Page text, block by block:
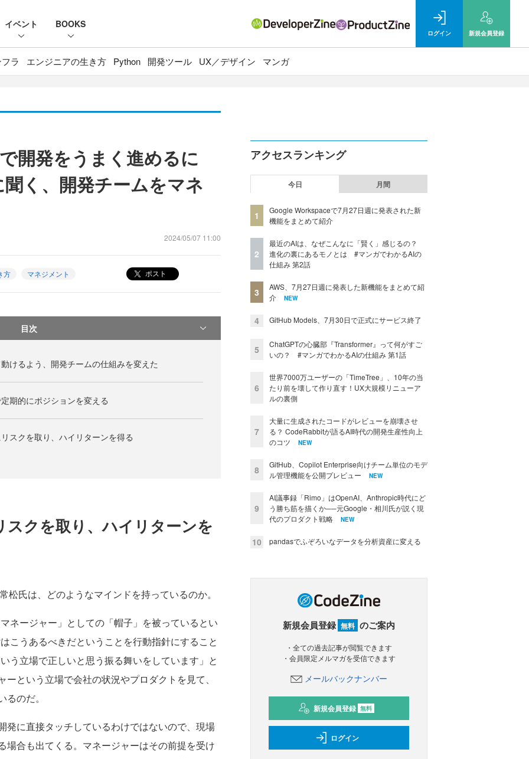
イベント BOOKS
ログイン 新規会員登録
ラ エンジニアの生き方 Python 開発ツール UX／デザイン マンガ
開発をうまく進めるに
く、開発チームをマネ
2024/05/07 11:00
方 マネジメント ポスト
目次
けるよう、開発チームの仕組みを変えた
期的にポジションを変える
スクを取り、ハイリターンを得る
スクを取り、ハイリターンを
氏は、どのようなマインドを持っているのか。
ージャー」としての「帽子」を被っているとい
こうあるべきだということを行動指針にすること
う立場で正しいと思う振る舞いをしています」と
という立場で会社の状況やプロダクトを見て、
のだ。
に直接タッチしているわけではないので、現場
場合も出てくる。マネージャーはその前提を受け
アクセスランキング
今日 月間
1
Google Workspaceで7月27日週に発表された新
機能をまとめて紹介
2
最近のAIは、なぜこんなに「賢く」感じるの？
進化の裏にあるモノとは #マンガでわかるAIの
仕組み 第2話
3
AWS、7月27日週に発表した新機能をまとめて紹
介
NEW
4 GitHub Models、7月30日で正式にサービス終了
5
ChatGPTの心臓部『Transformer』って何がすご
いの？ #マンガでわかるAIの仕組み 第1話
6
世界7000万ユーザーの「TimeTree」、10年の当
たり前を壊して作り直す！UX大規模リニューア
ルの裏側
7
大量に生成されたコードがレビューを崩壊させ
る？ CodeRabbitが語るAI時代の開発生産性向上
のコツ
NEW
8
GitHub、Copilot Enterprise向けチーム単位のモデ
ル管理機能を公開プレビュー
NEW
9
AI議事録「Rimo」はOpenAI、Anthropic時代にど
う勝ち筋を描くか──元Google・相川氏が説く現
代のプロダクト戦略
NEW
10 pandasでふぞろいなデータを分析資産に変える
新規会員登録 無料 のご案内
・全ての過去記事が閲覧できます
・会員限定メルマガを受信できます
メールバックナンバー
新規会員登録 無料
ログイン